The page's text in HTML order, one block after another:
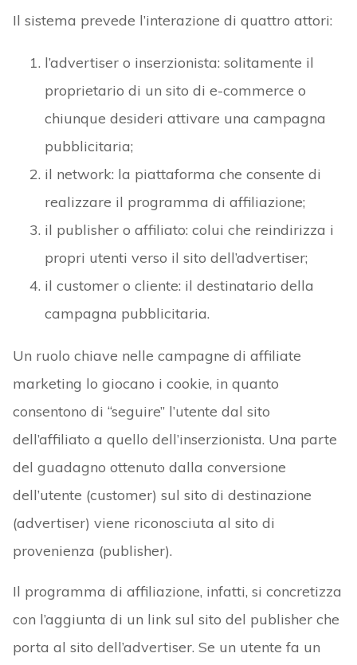
Il sistema prevede l’interazione di quattro attori:
l’advertiser o inserzionista: solitamente il
proprietario di un sito di e-commerce o
chiunque desideri attivare una campagna
pubblicitaria;
il network: la piattaforma che consente di
realizzare il programma di affiliazione;
il publisher o affiliato: colui che reindirizza i
propri utenti verso il sito dell’advertiser;
il customer o cliente: il destinatario della
campagna pubblicitaria.
Un ruolo chiave nelle campagne di affiliate
marketing lo giocano i cookie, in quanto
consentono di “seguire” l’utente dal sito
dell’affiliato a quello dell’inserzionista. Una parte
del guadagno ottenuto dalla conversione
dell’utente (customer) sul sito di destinazione
(advertiser) viene riconosciuta al sito di
provenienza (publisher).
Il programma di affiliazione, infatti, si concretizza
con l’aggiunta di un link sul sito del publisher che
porta al sito dell’advertiser. Se un utente fa un